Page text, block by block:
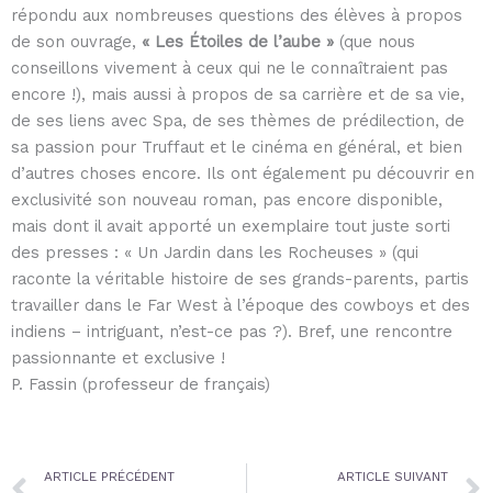
répondu aux nombreuses questions des élèves à propos
de son ouvrage, « Les Étoiles de l’aube » (que nous
conseillons vivement à ceux qui ne le connaîtraient pas
encore !), mais aussi à propos de sa carrière et de sa vie,
de ses liens avec Spa, de ses thèmes de prédilection, de
sa passion pour Truffaut et le cinéma en général, et bien
d’autres choses encore. Ils ont également pu découvrir en
exclusivité son nouveau roman, pas encore disponible,
mais dont il avait apporté un exemplaire tout juste sorti
des presses : « Un Jardin dans les Rocheuses » (qui
raconte la véritable histoire de ses grands-parents, partis
travailler dans le Far West à l’époque des cowboys et des
indiens – intriguant, n’est-ce pas ?). Bref, une rencontre
passionnante et exclusive !
P. Fassin (professeur de français)
Prev
ARTICLE PRÉCÉDENT ARTICLE SUIVANT